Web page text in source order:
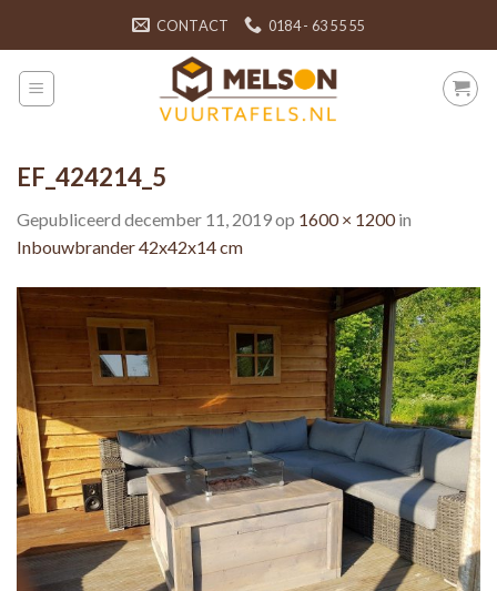
content
CONTACT 0184 - 63 55 55
EF_424214_5
Gepubliceerd december 11, 2019op 1600 × 1200in
Inbouwbrander 42x42x14 cm